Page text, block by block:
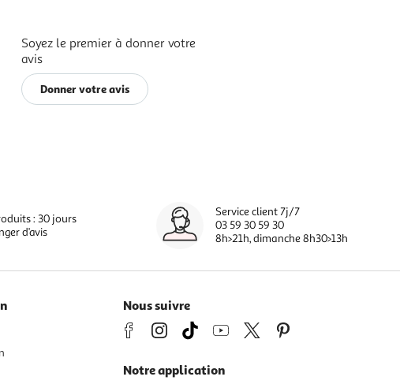
Soyez le premier à donner votre
avis
Donner votre avis
: 30 jours
d’avis
Service client 7j/7
03 59 30 59 30
8h>21h, dimanche 8h30>13h
Nous suivre
Notre application